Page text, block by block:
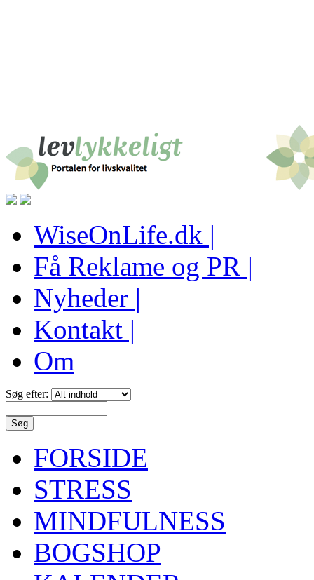
WiseOnLife.dk |
Få Reklame og PR |
Nyheder |
Kontakt |
Om
Søg efter:
FORSIDE
STRESS
MINDFULNESS
BOGSHOP